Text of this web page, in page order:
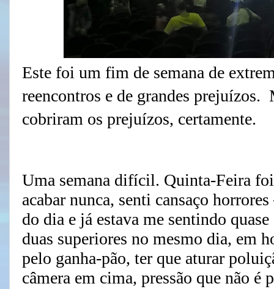
Este foi um fim de semana de
reencontros e de grandes prejuízos.
cobriram os prejuízos, certamente.
Uma semana difícil. Quinta-Feira
acabar nunca, senti cansaço
do dia e já estava me sentindo
duas superiores no mesmo dia, em
pelo ganha-pão, ter que aturar
câmera em cima, pressão que não é